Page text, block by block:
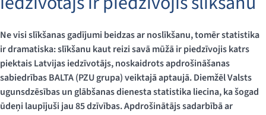
Ne visi slīkšanas gadījumi beidzas ar noslīkšanu, tomēr statistika
ir dramatiska: slīkšanu kaut reizi savā mūžā ir piedzīvojis katrs
piektais Latvijas iedzīvotājs, noskaidrots apdrošināšanas
sabiedrības BALTA (PZU grupa) veiktajā aptaujā. Diemžēl Valsts
ugunsdzēsības un glābšanas dienesta statistika liecina, ka šogad
ūdeņi laupījuši jau 85 dzīvības. Apdrošinātājs sadarbībā ar